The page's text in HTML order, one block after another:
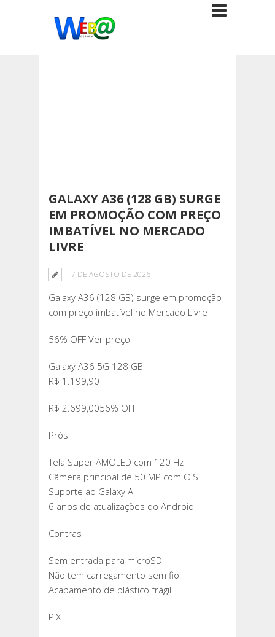
GALAXY A36 (128 GB) SURGE
EM PROMOÇÃO COM PREÇO
IMBATÍVEL NO MERCADO
LIVRE
7 DE AGOSTO DE 2026
Galaxy A36 (128 GB) surge em promoção
com preço imbatível no Mercado Livre
56% OFF Ver preço
Galaxy A36 5G 128 GB
R$ 1.199,90
R$ 2.699,0056% OFF
Prós
Tela Super AMOLED com 120 Hz
Câmera principal de 50 MP com OIS
Suporte ao Galaxy AI
6 anos de atualizações do Android
Contras
Sem entrada para microSD
Não tem carregamento sem fio
Acabamento de plástico frágil
PIX